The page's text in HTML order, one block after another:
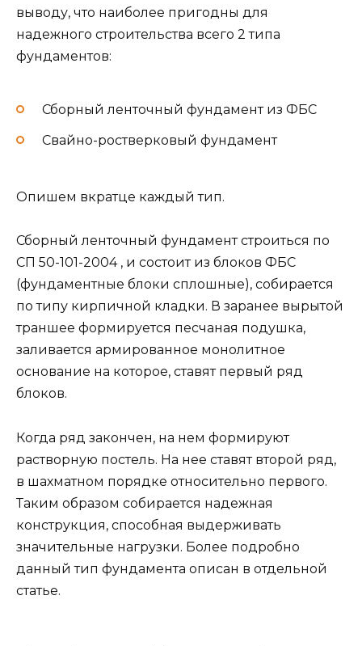
выводу, что наиболее пригодны для
надежного строительства всего 2 типа
фундаментов:
Сборный ленточный фундамент из ФБС
Свайно-ростверковый фундамент
Опишем вкратце каждый тип.
Сборный ленточный фундамент строиться по
СП 50-101-2004 , и состоит из блоков ФБС
(фундаментные блоки сплошные), собирается
по типу кирпичной кладки. В заранее вырытой
траншее формируется песчаная подушка,
заливается армированное монолитное
основание на которое, ставят первый ряд
блоков.
Когда ряд закончен, на нем формируют
растворную постель. На нее ставят второй ряд,
в шахматном порядке относительно первого.
Таким образом собирается надежная
конструкция, способная выдерживать
значительные нагрузки. Более подробно
данный тип фундамента описан в отдельной
статье.